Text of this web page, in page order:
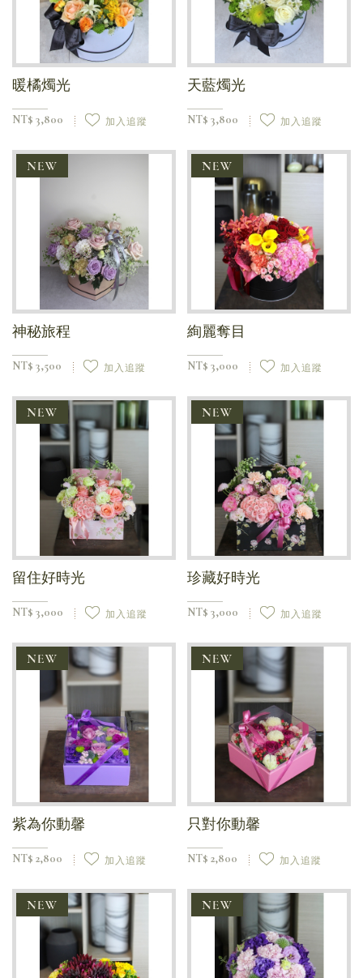
暖橘燭光
NT$ 3,800 加入追蹤
天藍燭光
NT$ 3,800 加入追蹤
神秘旅程
NT$ 3,500 加入追蹤
絢麗奪目
NT$ 3,000 加入追蹤
留住好時光
NT$ 3,000 加入追蹤
珍藏好時光
NT$ 3,000 加入追蹤
紫為你動馨
NT$ 2,800 加入追蹤
只對你動馨
NT$ 2,800 加入追蹤